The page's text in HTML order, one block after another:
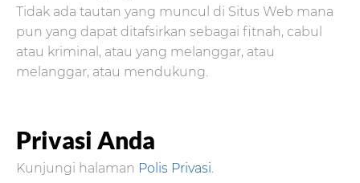
Tidak ada tautan yang muncul di Situs Web mana
pun yang dapat ditafsirkan sebagai fitnah, cabul
atau kriminal, atau yang melanggar, atau
melanggar, atau mendukung.
Privasi Anda
Kunjungi halaman Polis Privasi.